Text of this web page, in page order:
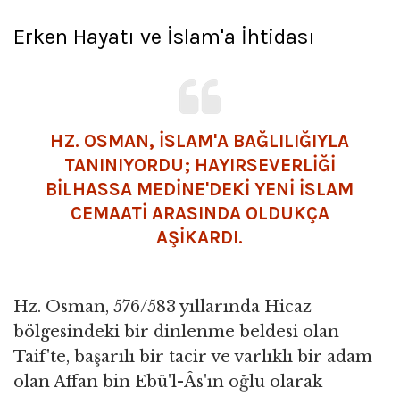
Erken Hayatı ve İslam'a İhtidası
HZ. OSMAN, İSLAM'A BAĞLILIĞIYLA
TANINIYORDU; HAYIRSEVERLİĞİ
BİLHASSA MEDİNE'DEKİ YENİ İSLAM
CEMAATİ ARASINDA OLDUKÇA
AŞİKARDI.
Hz. Osman, 576/583 yıllarında Hicaz
bölgesindeki bir dinlenme beldesi olan
Taif'te, başarılı bir tacir ve varlıklı bir adam
olan Affan bin Ebû'l-Âs'ın oğlu olarak